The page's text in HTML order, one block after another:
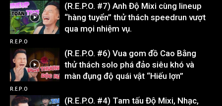
R.E.P.O
(R.E.P.O. #7) Anh Độ Mixi cùng lineup
“hàng tuyển” thử thách speedrun vượt
qua mọi nhiệm vụ.
R.E.P.O
(R.E.P.O. #6) Vua gom đồ Cao Bằng
thử thách solo phá đảo siêu khó và
màn đụng độ quái vật “Hiếu lợn”
(R.E.P.O. #4) Tam tấu Độ Mixi, Nhạc,